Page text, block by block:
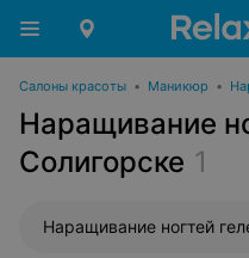
Салоны красоты • Маникюр •
Наращивание
Солигорске 1
Наращивание ногтей